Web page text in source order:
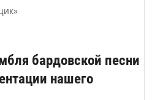
бардовской песни
нашего